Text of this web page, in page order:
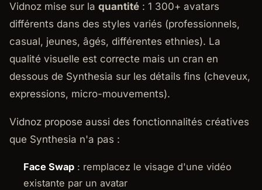
Vidnoz mise sur la quantité : 1 300+ avatars
différents dans des styles variés (professionnels,
casual, jeunes, âgés, différentes ethnies). La
qualité visuelle est correcte mais un cran en
dessous de Synthesia sur les détails fins (cheveux,
expressions, micro-mouvements).
Vidnoz propose aussi des fonctionnalités créatives
que Synthesia n'a pas :
Face Swap : remplacez le visage d'une vidéo
existante par un avatar